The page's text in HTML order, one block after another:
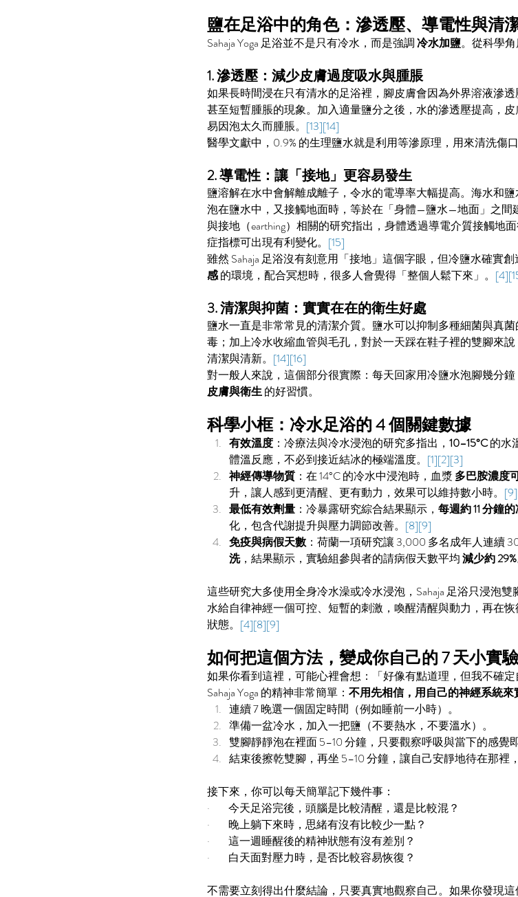
鹽在足浴中的角色：滲透壓、導電性與清
Sahaja Yoga 足浴並不是只有冷水，而是強調 冷水加鹽。從科學
1. 滲透壓：減少皮膚過度吸水與腫脹
如果長時間浸在只有清水的足浴裡，腳皮膚會因為外界溶液滲
甚至短暫腫脹的現象。加入適量鹽分之後，水的滲透壓提高，
易因泡太久而腫脹。 [13][14]
醫學文獻中，0.9% 的生理鹽水就是利用等滲原理，用來清洗傷
2. 導電性：讓「接地」更容易發生
鹽溶解在水中會解離成離子，令水的電導率大幅提高。海水和
泡在鹽水中，又接觸地面時，等於在「身體—鹽水—地面」之間
與接地（earthing）相關的研究指出，身體透過導電介質接觸地
症指標可出現有利變化。 [15]
雖然 Sahaja 足浴沒有刻意用「接地」這個字眼，但冷鹽水確實
感 的環境，配合冥想時，很多人會覺得「整個人鬆下來」。
3. 清潔與抑菌：實實在在的衛生好處
鹽水一直是非常常見的清潔介質。鹽水可以抑制多種細菌與真
毒；加上冷水收縮血管與毛孔，對於一天踩在鞋子裡的雙腳來
清潔與清新。 [14][16]
對一般人來說，這個部分很實際：每天回家用冷鹽水泡腳幾分
皮膚與衛生 的好習慣。
科學小框：冷水足浴的 4 個關鍵數據
有效溫度 ：冷療法與冷水浸泡的研究多指出， 10–15°C 的水
體溫反應，不必到接近結冰的極端溫度。 [1][2][3]
神經傳導物質 ：在 14°C 的冷水中浸泡時，血漿 多巴胺濃度
升，讓人感到更清醒、更有動力，效果可以維持數小時。
最低有效劑量 ：冷暴露研究綜合結果顯示， 每週約 11 分鐘
化，包含代謝提升與壓力調節改善。 [8][9]
免疫與病假天數：荷蘭一項研究讓 3,000 多名成年人連續
洗，結果顯示，實驗組參與者的請病假天數平均 減少約 29%
這些研究大多使用全身冷水澡或冷水浸泡，Sahaja 足浴只浸泡
水給自律神經一個可控、短暫的刺激，喚醒清醒與動力，再在
狀態。 [4][8][9]
如何把這個方法，變成你自己的 7 天小實
如果你看到這裡，可能心裡會想：「好像有點道理，但我不確定
Sahaja Yoga 的精神非常簡單： 不用先相信，用自己的神經系統來
連續 7 晚選一個固定時間（例如睡前一小時）。
準備一盆冷水，加入一把鹽（不要熱水，不要溫水）。
雙腳靜靜泡在裡面 5–10 分鐘，只要觀察呼吸與當下的感覺
結束後擦乾雙腳，再坐 5–10 分鐘，讓自己安靜地待在那裡
接下來，你可以每天簡單記下幾件事：
· 今天足浴完後，頭腦是比較清醒，還是比較混？
· 晚上躺下來時，思緒有沒有比較少一點？
· 這一週睡醒後的精神狀態有沒有差別？
· 白天面對壓力時，是否比較容易恢復？
不需要立刻得出什麼結論，只要真實地觀察自己。如果你發現